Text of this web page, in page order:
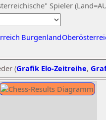
Spieler
Burgenland
(Grafik Elo-Zeitreihe,